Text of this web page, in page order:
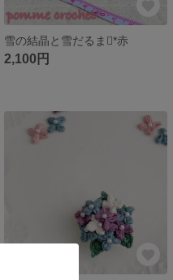
雪の結晶と雪だるま*赤
2,100円